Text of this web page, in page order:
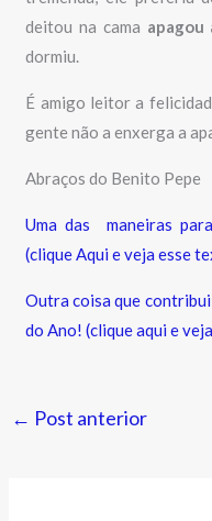
deitou na cama apagou
dormiu.
É amigo leitor a
gente não a enxerga a
Abraços do Benito Pepe
Uma das maneiras
(clique Aqui e veja esse
Outra coisa que
do Ano! (clique aqui e
← Post anterior